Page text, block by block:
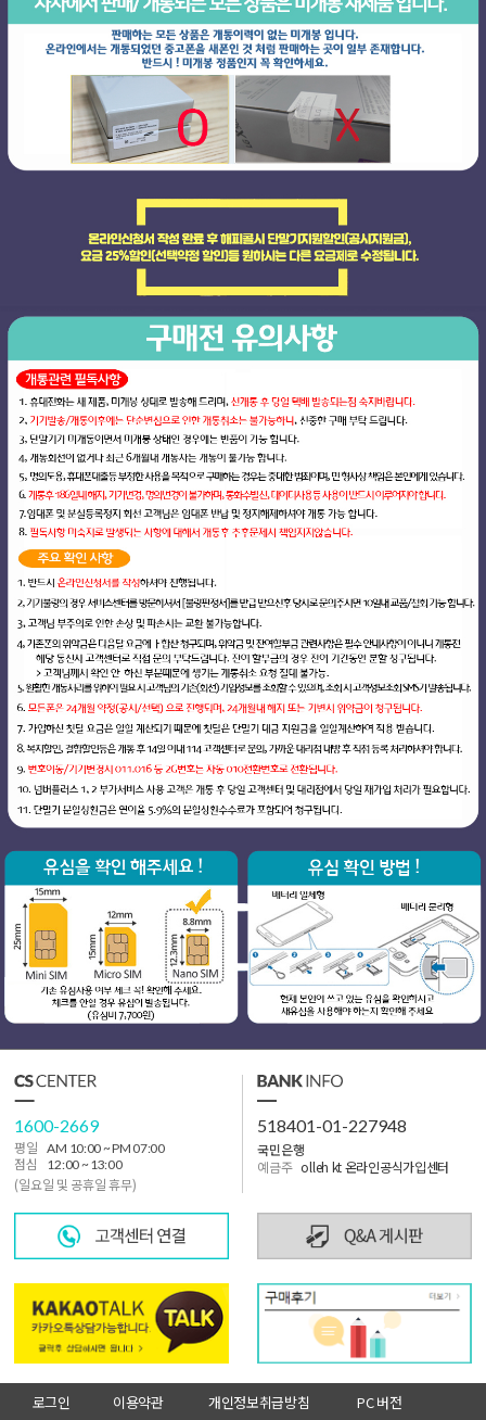
1600-2669
평일
AM 10:00 ~ PM 07:00
점심
12:00 ~ 13:00
(일요일 및 공휴일 휴무)
518401-01-227948
국민은행
예금주 olleh kt 온라인공식가입센터
로그인 이용약관 개인정보취급방침 PC 버전